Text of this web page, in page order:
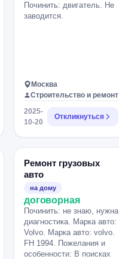
Починить: двигатель. Не
заводится.
Москва
Строительство и ремонт
2025-
10-20
Откликнуться
Ремонт грузовых
авто
на дому
договорная
Починить: не знаю, нужна
диагностика. Марка авто:
Volvo. Марка авто: volvo.
FH 1994. Пожелания и
особенности: В поисках